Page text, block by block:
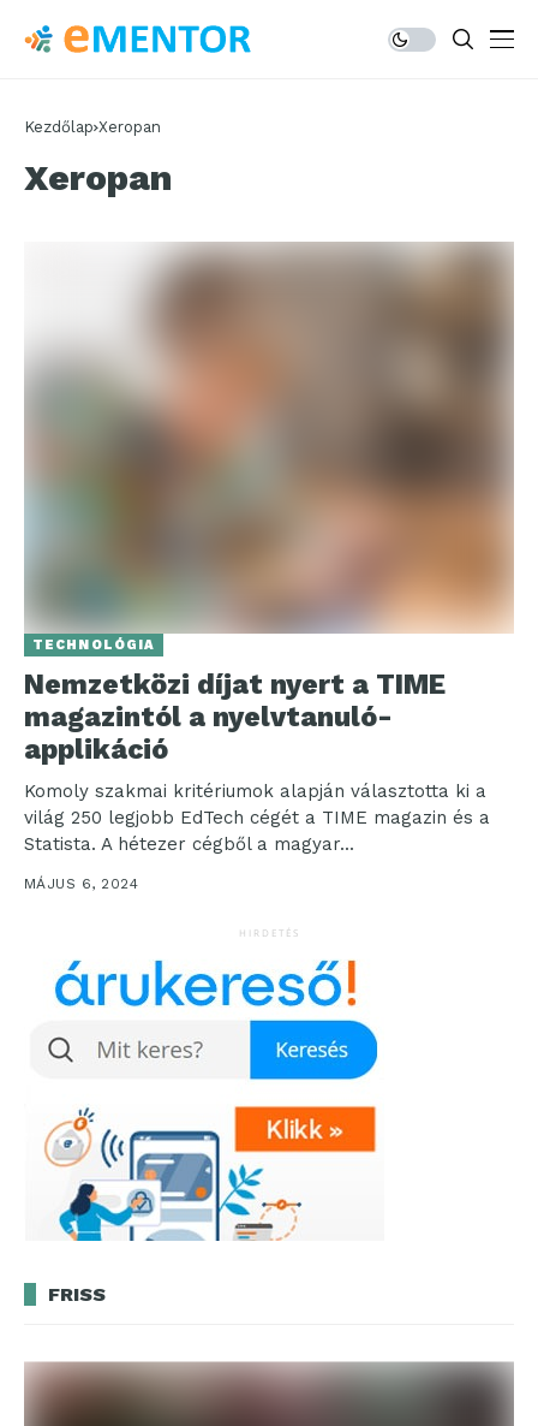
Kezdőlap Xeropan
Xeropan
TECHNOLÓGIA
Nemzetközi díjat nyert a TIME
magazintól a nyelvtanuló-
applikáció
Komoly szakmai kritériumok alapján választotta ki a
világ 250 legjobb EdTech cégét a TIME magazin és a
Statista. A hétezer cégből a magyar...
MÁJUS 6, 2024
HIRDETÉS
FRISS